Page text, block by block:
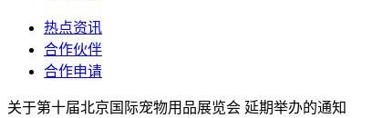
热点资讯
合作伙伴
合作申请
关于第十届北京国际宠物用品展览会 延期举办的通知